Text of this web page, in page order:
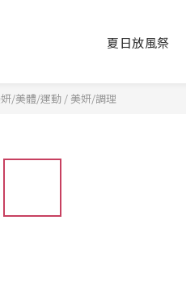
夏日放風祭
/美體/運動 / 美妍/調理